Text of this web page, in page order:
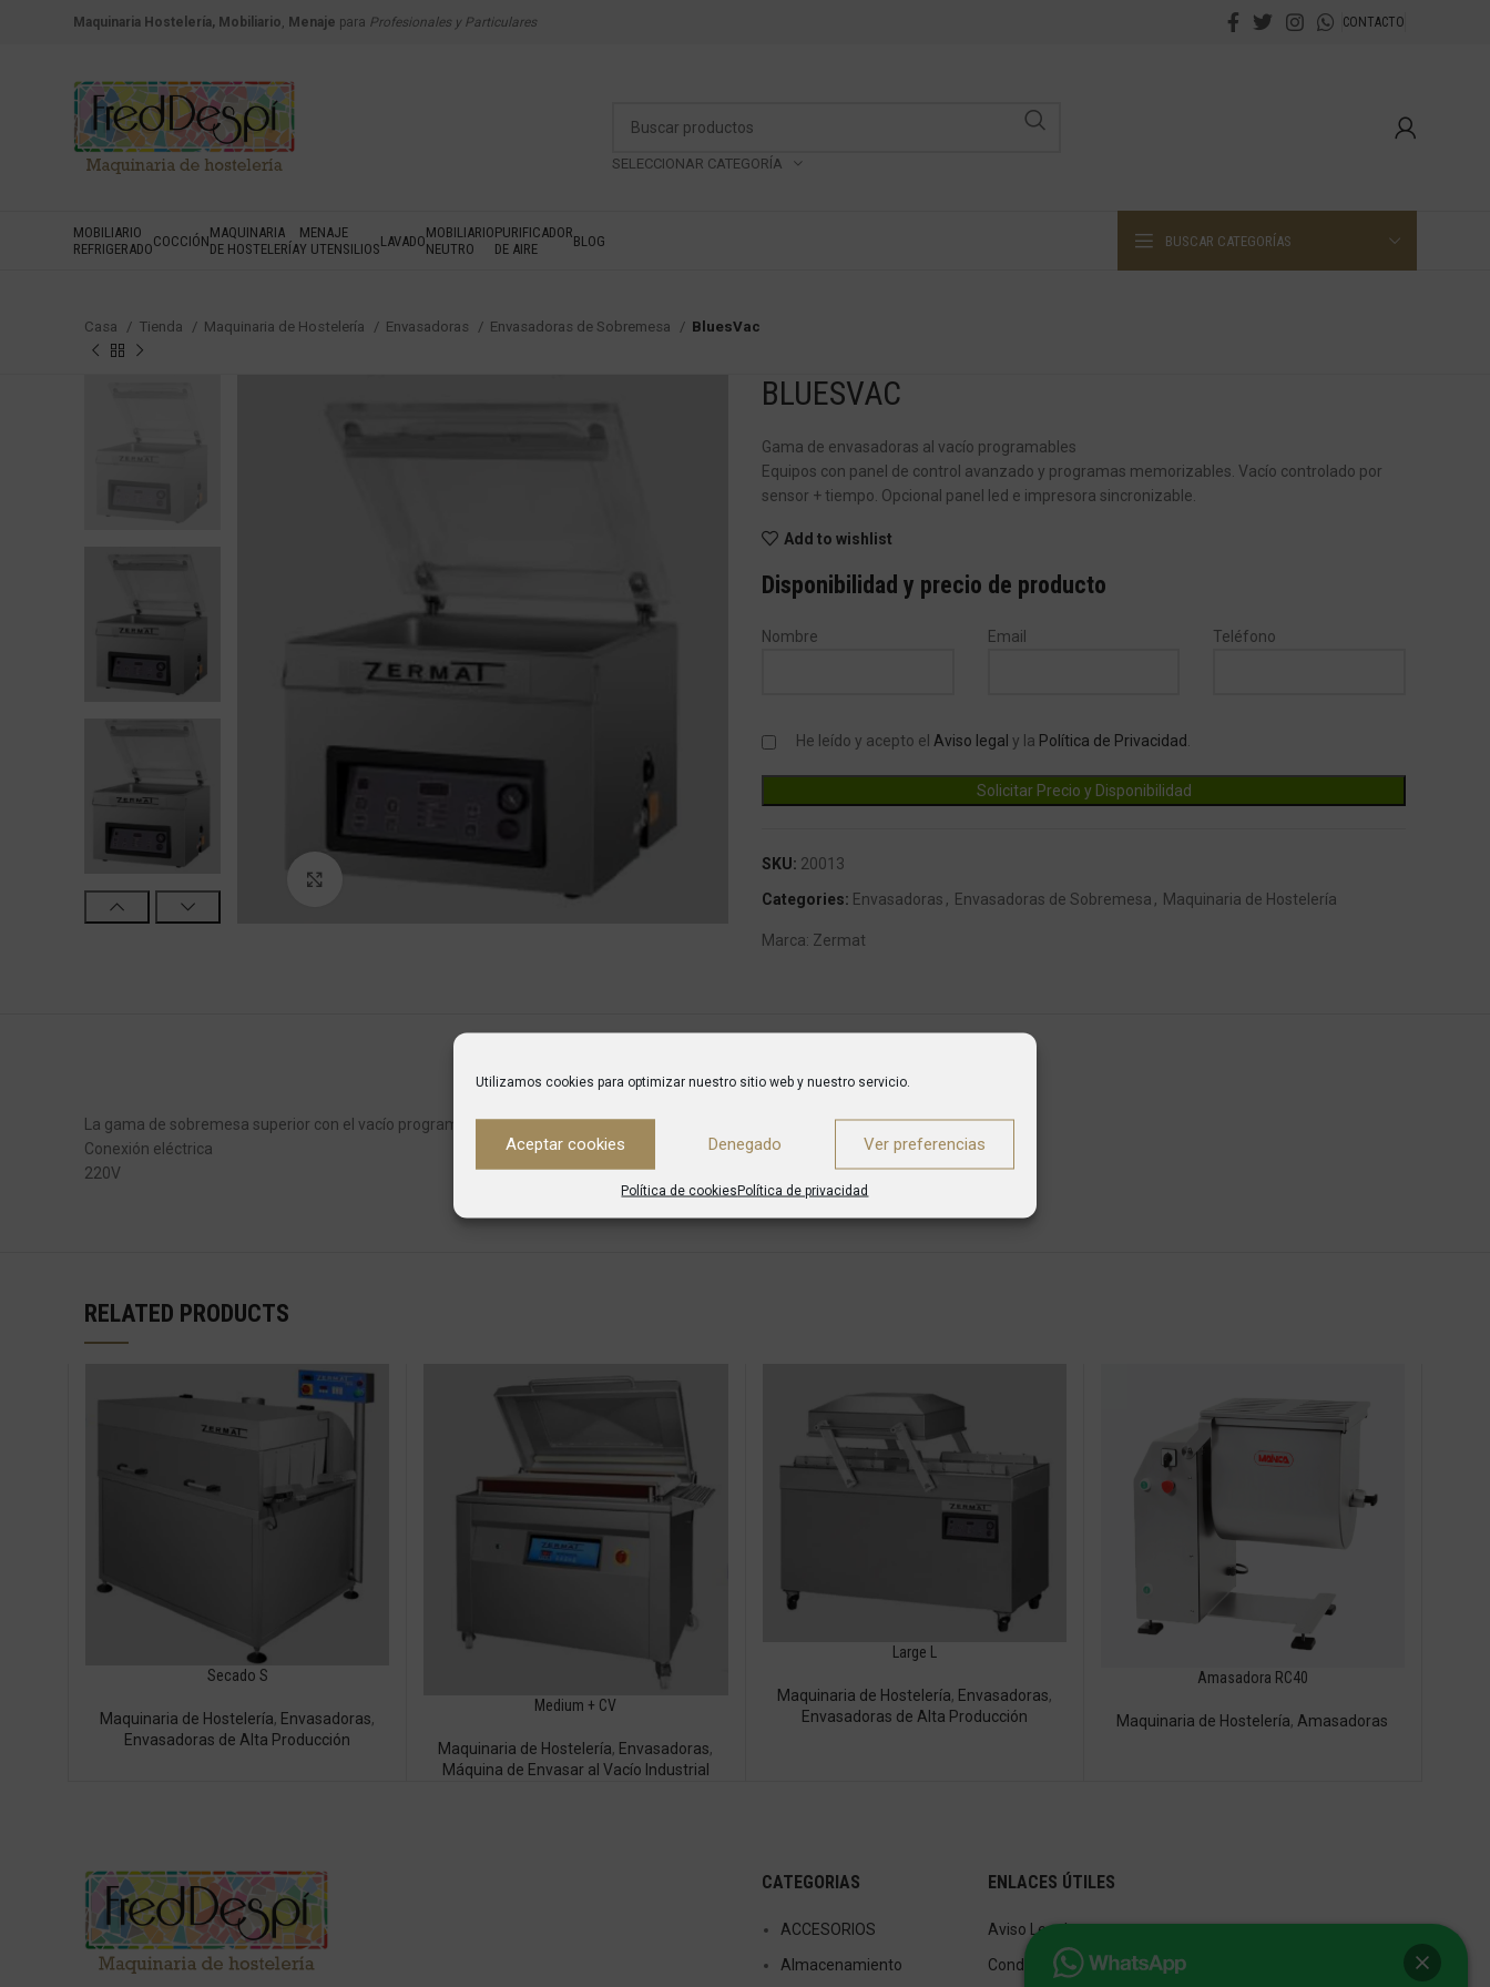
Utilizamos cookies para optimizar nuestro sitio web y nuestro servicio.
Aceptar cookies Denegado Ver preferencias
Política de cookiesPolítica de privacidad
Maquinaria Hostelería, Mobiliario, Menaje para Profesionales y Particulares CONTACTO
SELECCIONAR CATEGORÍA
MOBILIARIO
REFRIGERADOCOCCIÓNMAQUINARIA
DE HOSTELERÍA
MENAJE
Y UTENSILIOSLAVADOMOBILIARIO
NEUTRO
PURIFICADOR
DE AIRE
BLOG BUSCAR CATEGORÍAS
Casa Tienda Maquinaria de Hostelería Envasadoras Envasadoras de Sobremesa BluesVac
BLUESVAC
Gama de envasadoras al vacío programables
Equipos con panel de control avanzado y programas memorizables. Vacío controlado por
sensor + tiempo. Opcional panel led e impresora sincronizable.
Add to wishlist
Disponibilidad y precio de producto
Nombre Email Teléfono
He leído y acepto el Aviso legal y la Política de Privacidad
SKU: 20013
Categories: Envasadoras , Envasadoras de Sobremesa , Maquinaria de Hostelería
Marca: Zermat
La gama de sobremesa superior con el vacío programable para varios productos.
Conexión eléctrica
220V
RELATED PRODUCTS
Secado S
Maquinaria de Hostelería, Envasadoras,
Envasadoras de Alta Producción
Medium + CV
Maquinaria de Hostelería, Envasadoras,
Máquina de Envasar al Vacío Industrial
Large L
Maquinaria de Hostelería, Envasadoras,
Envasadoras de Alta Producción
Amasadora RC40
Maquinaria de Hostelería,Amasadoras
CATEGORIAS
ACCESORIOS
Almacenamiento
ENLACES ÚTILES
Aviso Legal
Condiciones de Venta